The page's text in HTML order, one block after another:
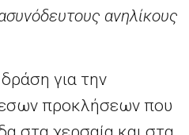
ανηλίκους
για την
προκλήσεων που